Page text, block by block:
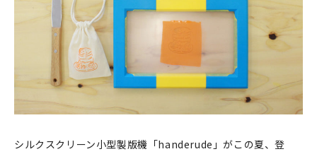
雑貨
はんこ
JAMグッズ
シルクスクリーン小型製版機「handerude」がこの夏、登